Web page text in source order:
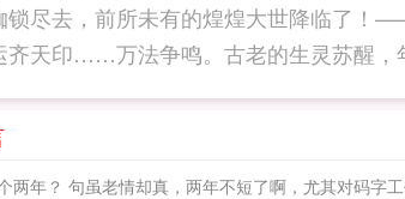
锁尽去，前所未有的煌煌大世降临了
齐天印……万法争鸣。古老的生灵苏醒，
年？ 句虽老情却真，两年不短了啊，尤其对码字